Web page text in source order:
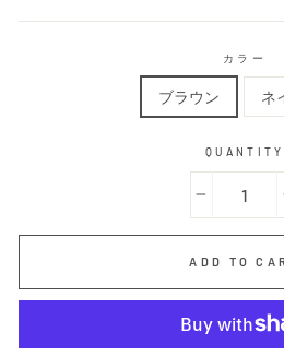
カラー
ブラウン ネ
QUANTITY
ADD TO